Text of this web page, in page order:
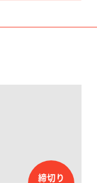
of Fine
締切り